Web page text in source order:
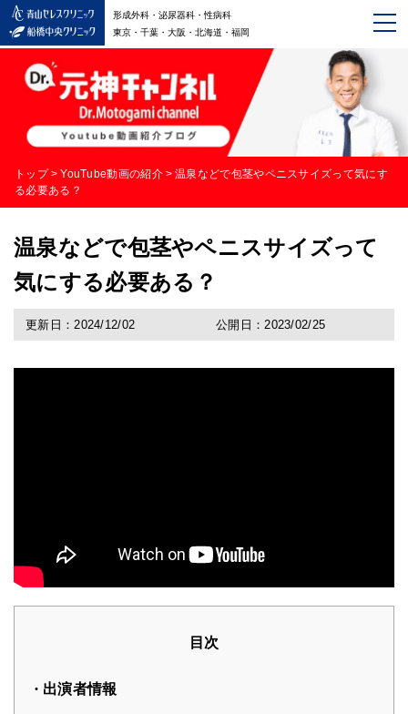
形成外科・泌尿器科・性病科
東京・千葉・大阪・北海道・福岡
トップ > YouTube動画の紹介 > 温泉などで包茎やペニスサイズって気にす
る必要ある？
温泉などで包茎やペニスサイズって
気にする必要ある？
更新日：2024/12/02 公開日：2023/02/25
目次
出演者情報